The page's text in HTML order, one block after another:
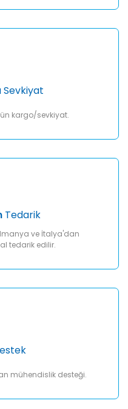
Sevkiyat
kargo/sevkiyat.
Tedarik
ve İtalya'dan
tedarik edilir.
mühendislik desteği.